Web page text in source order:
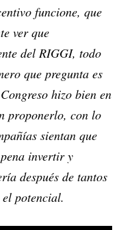
funcione, que
ver que
del RIGGI, todo
que pregunta es
hizo bien en
proponerlo, con lo
sientan que
invertir y
después de tantos
potencial.